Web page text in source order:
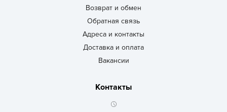
Возврат и обмен
Обратная связь
Адреса и контакты
Доставка и оплата
Вакансии
Контакты